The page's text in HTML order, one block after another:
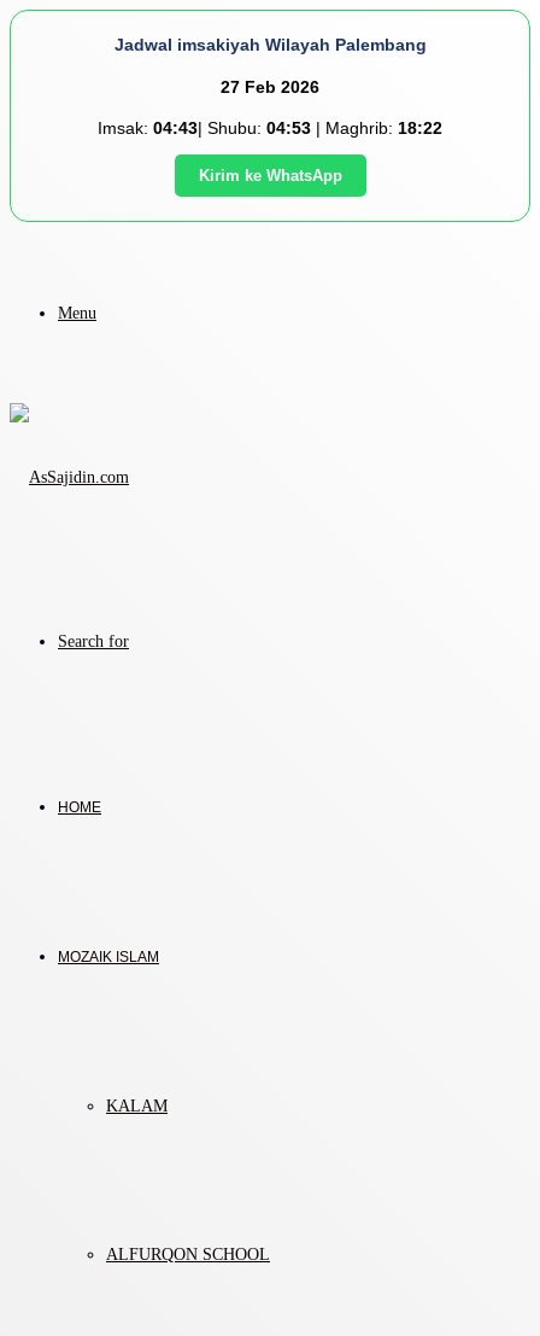
Jadwal imsakiyah Wilayah Palembang
27 Feb 2026
Imsak: 04:43| Shubu: 04:53 | Maghrib: 18:22
Kirim ke WhatsApp
Menu
Search for
HOME
MOZAIK ISLAM
KALAM
ALFURQON SCHOOL